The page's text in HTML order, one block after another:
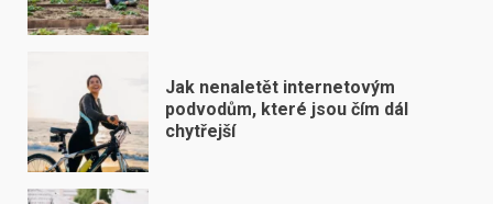
Jak nenaletět internetovým
podvodům, které jsou čím dál
chytřejší